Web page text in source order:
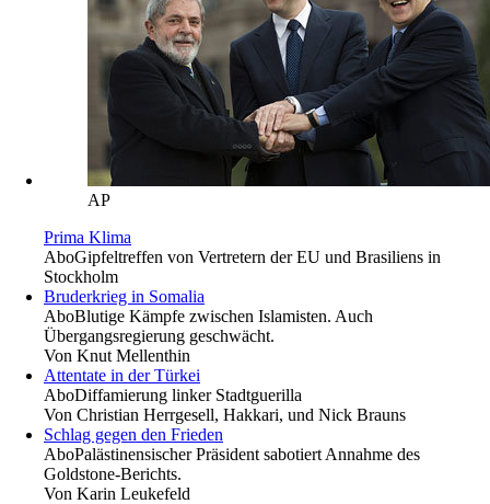
AP
Prima Klima
AboGipfeltreffen von Vertretern der EU und Brasiliens in
Stockholm
Bruderkrieg in Somalia
AboBlutige Kämpfe zwischen Islamisten. Auch
Übergangsregierung geschwächt.
Von Knut Mellenthin
Attentate in der Türkei
AboDiffamierung linker Stadtguerilla
Von Christian Herrgesell, Hakkari, und Nick Brauns
Schlag gegen den Frieden
AboPalästinensischer Präsident sabotiert Annahme des
Goldstone-Berichts.
Von Karin Leukefeld